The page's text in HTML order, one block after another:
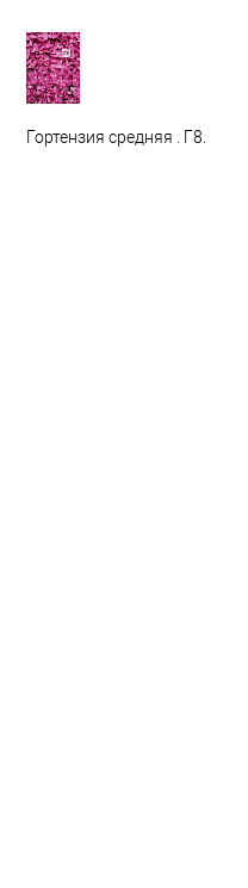
Гортензия средняя . Г8.